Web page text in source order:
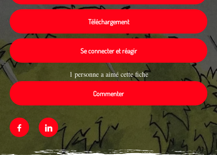
Téléchargement
Se connecter et réagir
1 personne a aimé cette fiche
Commenter
FacebookLinkedin